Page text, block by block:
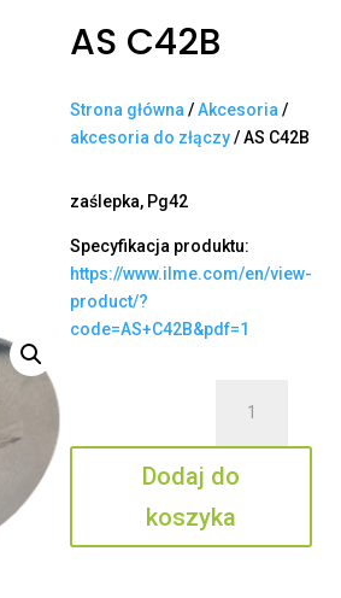
AS C42B
Strona główna /Akcesoria /
akcesoria do złączy/ AS C42B
zaślepka, Pg42
Specyfikacja produktu:
https://www.ilme.com/en/view-
product/?
code=AS+C42B&pdf=1
C42B
Dodaj do
koszyka